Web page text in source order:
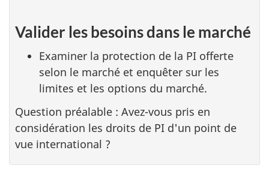
Valider les besoins dans le marché
Examiner la protection de la PI offerte
selon le marché et enquêter sur les
limites et les options du marché.
Question préalable : Avez-vous pris en
considération les droits de PI d'un point de
vue international ?